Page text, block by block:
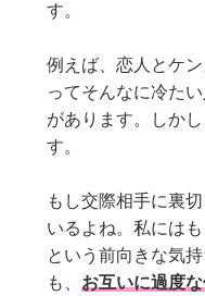
す。
例えば、恋人とケ
ってそんなに冷た
があります。しか
す。
もし交際相手に裏
いるよね。私には
という前向きな気
も、 お互いに過度